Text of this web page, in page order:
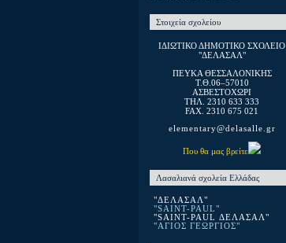
Στοιχεία σχολείου
ΙΔΙΩΤΙΚΟ ΔΗΜΟΤΙΚΟ ΣΧΟΛΕΙΟ
"ΔΕΛΑΣΑΛ"
ΠΕΥΚΑ ΘΕΣΣΑΛΟΝΙΚΗΣ
T.Θ.06–57010
ΑΣΒΕΣΤΟΧΩΡΙ
ΤΗΛ. 2310 633 333
FAX. 2310 675 021
elementary@delasalle.gr
Που θα μας βρείτε
Λασαλιανά σχολεία Ελλάδας
"ΔΕΛΑΣΑΛ"
"SAINT-PAUL"
"SAINT-PAUL ΔΕΛΑΣΑΛ"
"ΑΓΙΟΣ ΓΕΩΡΓΙΟΣ"